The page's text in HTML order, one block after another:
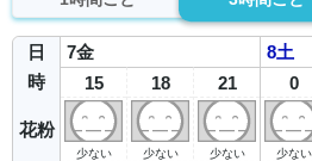
日
時
花粉
7金
15
少ない
18
少ない
21
少ない
8土
0
少ない